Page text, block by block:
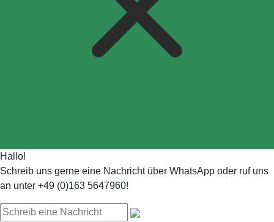
Hallo!
Schreib uns gerne eine Nachricht über WhatsApp oder ruf uns
an unter +49 (0)163 5647960!